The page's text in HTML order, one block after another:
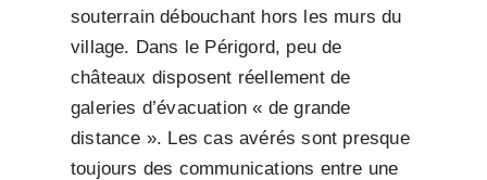
souterrain débouchant hors les murs du
village. Dans le Périgord, peu de
châteaux disposent réellement de
galeries d’évacuation « de grande
distance ». Les cas avérés sont presque
toujours des communications entre une